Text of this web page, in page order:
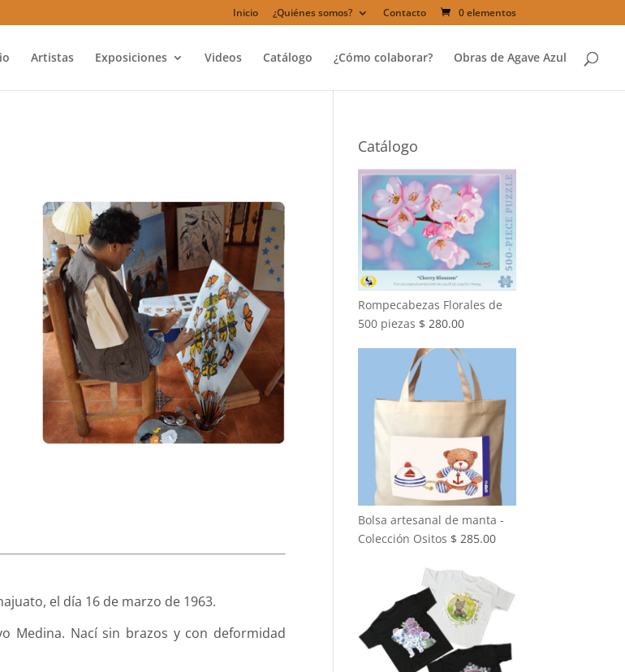
Inicio ¿Quiénes somos? Contacto 0 elementos
Artistas Exposiciones Videos Catálogo ¿Cómo colaborar? Obras de Agave Azul
Pinterest Tumblr
el día 16 de marzo de 1963.
Medina. Nací sin brazos y con deformidad
Catálogo
Rompecabezas Florales de
500 piezas $ 280.00
Bolsa artesanal de manta -
Colección Ositos $ 285.00